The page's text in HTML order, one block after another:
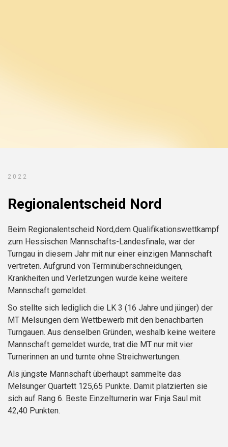
2022
Regionalentscheid Nord
Beim Regionalentscheid Nord,dem Qualifikationswettkampf
zum Hessischen Mannschafts-Landesfinale, war der
Turngau in diesem Jahr mit nur einer einzigen Mannschaft
vertreten. Aufgrund von Terminüberschneidungen,
Krankheiten und Verletzungen wurde keine weitere
Mannschaft gemeldet.
So stellte sich lediglich die LK 3 (16 Jahre und jünger) der
MT Melsungen dem Wettbewerb mit den benachbarten
Turngauen. Aus denselben Gründen, weshalb keine weitere
Mannschaft gemeldet wurde, trat die MT nur mit vier
Turnerinnen an und turnte ohne Streichwertungen.
Als jüngste Mannschaft überhaupt sammelte das
Melsunger Quartett 125,65 Punkte. Damit platzierten sie
sich auf Rang 6. Beste Einzelturnerin war Finja Saul mit
42,40 Punkten.